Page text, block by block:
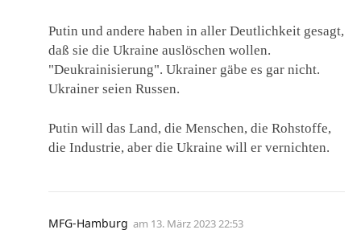
Putin und andere haben in aller Deutlichkeit gesagt,
daß sie die Ukraine auslöschen wollen.
"Deukrainisierung". Ukrainer gäbe es gar nicht.
Ukrainer seien Russen.
Putin will das Land, die Menschen, die Rohstoffe,
die Industrie, aber die Ukraine will er vernichten.
MFG-Hamburg am 13. März 2023 22:53